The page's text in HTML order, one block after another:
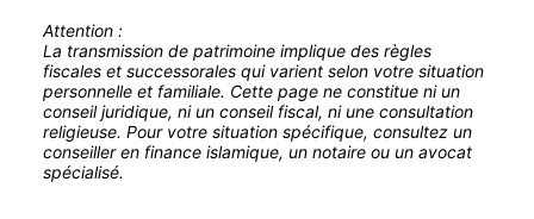
Attention :
La transmission de patrimoine implique des règles
fiscales et successorales qui varient selon votre situation
personnelle et familiale. Cette page ne constitue ni un
conseil juridique, ni un conseil fiscal, ni une consultation
religieuse. Pour votre situation spécifique, consultez un
conseiller en finance islamique, un notaire ou un avocat
spécialisé.